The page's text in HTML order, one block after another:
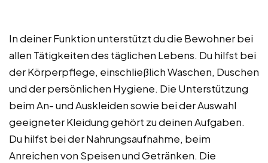
In deiner Funktion unterstützt du die Bewohner bei
allen Tätigkeiten des täglichen Lebens. Du hilfst bei
der Körperpflege, einschließlich Waschen, Duschen
und der persönlichen Hygiene. Die Unterstützung
beim An- und Auskleiden sowie bei der Auswahl
geeigneter Kleidung gehört zu deinen Aufgaben.
Du hilfst bei der Nahrungsaufnahme, beim
Anreichen von Speisen und Getränken. Die